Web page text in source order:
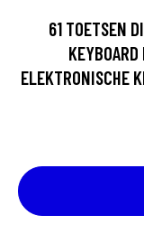
61 TOETSEN
ELEKTRONISCHE